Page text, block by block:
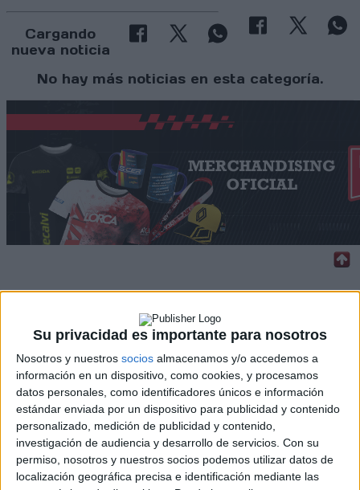
Su privacidad es importante para nosotros
Nosotros y nuestros socios almacenamos y/o accedemos a
información en un dispositivo, como cookies, y procesamos
datos personales, como identificadores únicos e información
estándar enviada por un dispositivo para publicidad y contenido
personalizado, medición de publicidad y contenido,
investigación de audiencia y desarrollo de servicios. Con su
permiso, nosotros y nuestros socios podemos utilizar datos de
localización geográfica precisa e identificación mediante las
Cargando
nueva noticia
No hay más noticias en esta categoría.
WRC
S-CER
ERC
CERA
CERT
Internacionales
Campeonatos Autonómicos
Históricos
Dakar
RallyCross